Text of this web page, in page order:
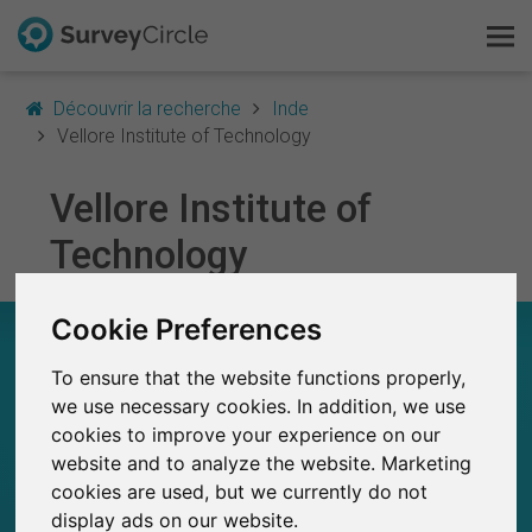
Cookie Preferences
To ensure that the website functions properly,
we use necessary cookies. In addition, we use
cookies to improve your experience on our
website and to analyze the website. Marketing
cookies are used, but we currently do not
display ads on our website.
Découvrir la recherche
Inde
Vellore Institute of Technology
Vellore Institute of
Technology
VELLORE INSTITUTE OF TECHNOLOGY – EN
0
Études publiées jusqu'à présent sur
SurveyCircle
0
Études récemment publiées sur
SurveyCircle
C'est SurveyCircle
Survey Ranking
Explorer la recherche
FAQ
S'inscrire gratuitement
S'inscrire